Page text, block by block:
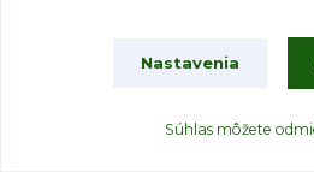
Online Formulár na odstúpenie od
Formulár na odstúpenie od zmluvy
Nastavenia
Súhlas môžete